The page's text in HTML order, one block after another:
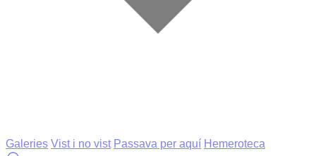
Galeries Vist i no vist Passava per aquí Hemeroteca